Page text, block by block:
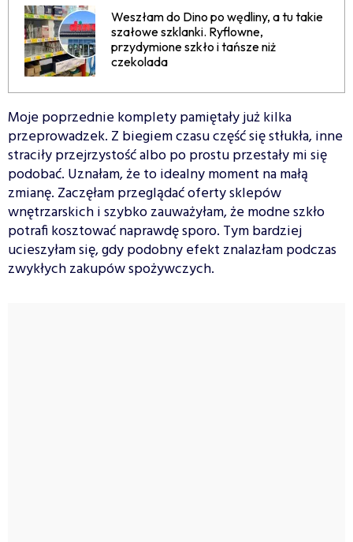
Weszłam do Dino po wędliny, a tu takie
szałowe szklanki. Ryflowne,
przydymione szkło i tańsze niż
czekolada
Moje poprzednie komplety pamiętały już kilka
przeprowadzek. Z biegiem czasu część się stłukła, inne
straciły przejrzystość albo po prostu przestały mi się
podobać. Uznałam, że to idealny moment na małą
zmianę. Zaczęłam przeglądać oferty sklepów
wnętrzarskich i szybko zauważyłam, że modne szkło
potrafi kosztować naprawdę sporo. Tym bardziej
ucieszyłam się, gdy podobny efekt znalazłam podczas
zwykłych zakupów spożywczych.